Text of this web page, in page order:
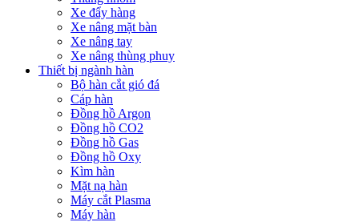
Xe đẩy hàng
Xe nâng mặt bàn
Xe nâng tay
Xe nâng thùng phuy
Thiết bị ngành hàn
Bộ hàn cắt gió đá
Cáp hàn
Đồng hồ Argon
Đồng hồ CO2
Đồng hồ Gas
Đồng hồ Oxy
Kìm hàn
Mặt nạ hàn
Máy cắt Plasma
Máy hàn